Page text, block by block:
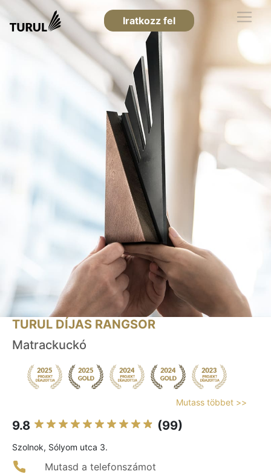
Iratkozz fel
TURUL DÍJAS RANGSOR
Matrackuckó
Mutass többet >>
9.8 (99)
Szolnok, Sólyom utca 3.
Mutasd a telefonszámot